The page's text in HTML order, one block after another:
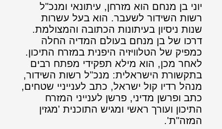
יוני בן מנחם הוא מזרחן, עיתונאי ומנכ"ל
רשות השידור לשעבר. הוא בעל עשרות
שנות ניסיון בעיתונות הכתובה והמצולמת.
דרכו של בן מנחם בעולם המדיה החלה
כמפיק של הטלוויזיה היפנית במזרח התיכון.
לאחר מכן, הוא מילא תפקידי מפתח רבים
בתקשורת הישראלית: מנכ"ל רשות השידור,
מנהל רדיו קול ישראל, כתב לענייניי שטחים,
כתב ופרשן מדיני, פרשן לענייני המזרח
התיכון ועורך ראשי ומגיש התוכנית 'מגזין
המזה"ת'.